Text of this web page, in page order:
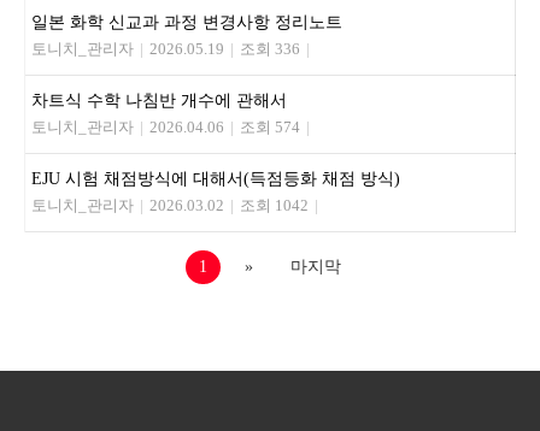
일본 화학 신교과 과정 변경사항 정리노트
토니치_관리자 | 2026.05.19 | 조회 336 |
차트식 수학 나침반 개수에 관해서
토니치_관리자 | 2026.04.06 | 조회 574 |
EJU 시험 채점방식에 대해서(득점등화 채점 방식)
토니치_관리자 | 2026.03.02 | 조회 1042 |
1 » 마지막